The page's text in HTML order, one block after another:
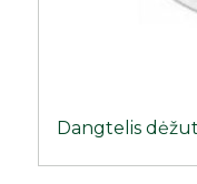
Dangtelis